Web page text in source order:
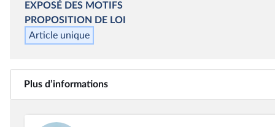
EXPOSÉ DES MOTIFS
PROPOSITION DE LOI
Article unique
Plus d’informations